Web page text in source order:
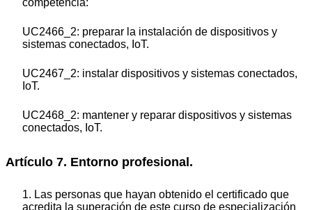
UC2466_2: preparar la instalación de dispositivos y
sistemas conectados, IoT.
UC2467_2: instalar dispositivos y sistemas conectados,
IoT.
UC2468_2: mantener y reparar dispositivos y sistemas
conectados, IoT.
Artículo 7. Entorno profesional.
1. Las personas que hayan obtenido el certificado que
acredita la superación de este curso de especialización